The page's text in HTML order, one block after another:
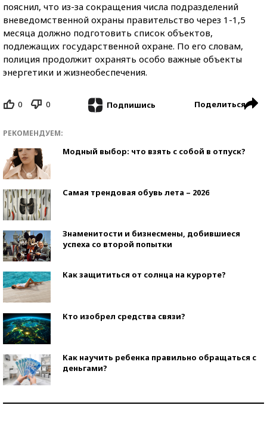
пояснил, что из-за сокращения числа подразделений
вневедомственной охраны правительство через 1-1,5
месяца должно подготовить список объектов,
подлежащих государственной охране. По его словам,
полиция продолжит охранять особо важные объекты
энергетики и жизнеобеспечения.
0 0 Подпишись Поделиться
РЕКОМЕНДУЕМ:
Модный выбор: что взять с собой в отпуск?
Самая трендовая обувь лета – 2026
Знаменитости и бизнесмены, добившиеся
успеха со второй попытки
Как защититься от солнца на курорте?
Кто изобрел средства связи?
Как научить ребенка правильно обращаться с
деньгами?